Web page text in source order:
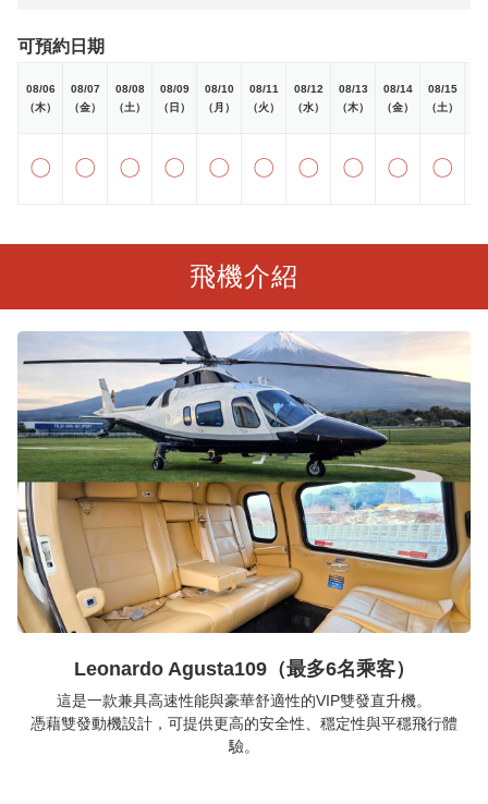
可預約日期
08/06
（木）
08/07
（金）
08/08
（土）
08/09
（日）
08/10
（月）
08/11
（火）
08/12
（水）
08/13
（木）
08/14
（金）
08/15
（土）
〇 〇 〇 〇 〇 〇 〇 〇 〇 〇
飛機介紹
Leonardo Agusta109（最多6名乘客）
這是一款兼具高速性能與豪華舒適性的VIP雙發直升機。
憑藉雙發動機設計，可提供更高的安全性、穩定性與平穩飛行體
驗。